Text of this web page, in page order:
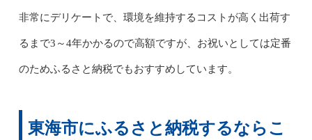
非常にデリケートで、環境を維持するコストが高く出荷す
るまで3～4年かかるので高額ですが、お祝いとしては定番
のためふるさと納税でもおすすめしています。
東海市にふるさと納税するならこ